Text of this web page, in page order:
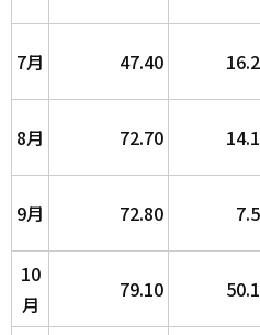
7月 47.40
8月 72.70
9月 72.80
10
月
79.10